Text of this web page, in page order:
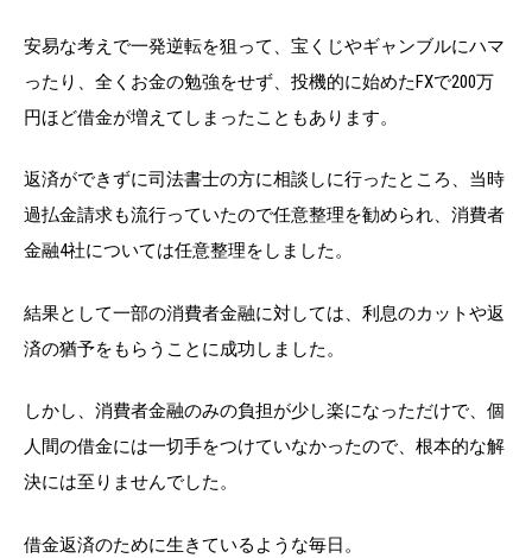
安易な考えで一発逆転を狙って、宝くじやギャンブルにハマ
ったり、全くお金の勉強をせず、投機的に始めたFXで200万
円ほど借金が増えてしまったこともあります。
返済ができずに司法書士の方に相談しに行ったところ、当時
過払金請求も流行っていたので任意整理を勧められ、消費者
金融4社については任意整理をしました。
結果として一部の消費者金融に対しては、利息のカットや返
済の猶予をもらうことに成功しました。
しかし、消費者金融のみの負担が少し楽になっただけで、個
人間の借金には一切手をつけていなかったので、根本的な解
決には至りませんでした。
借金返済のために生きているような毎日。